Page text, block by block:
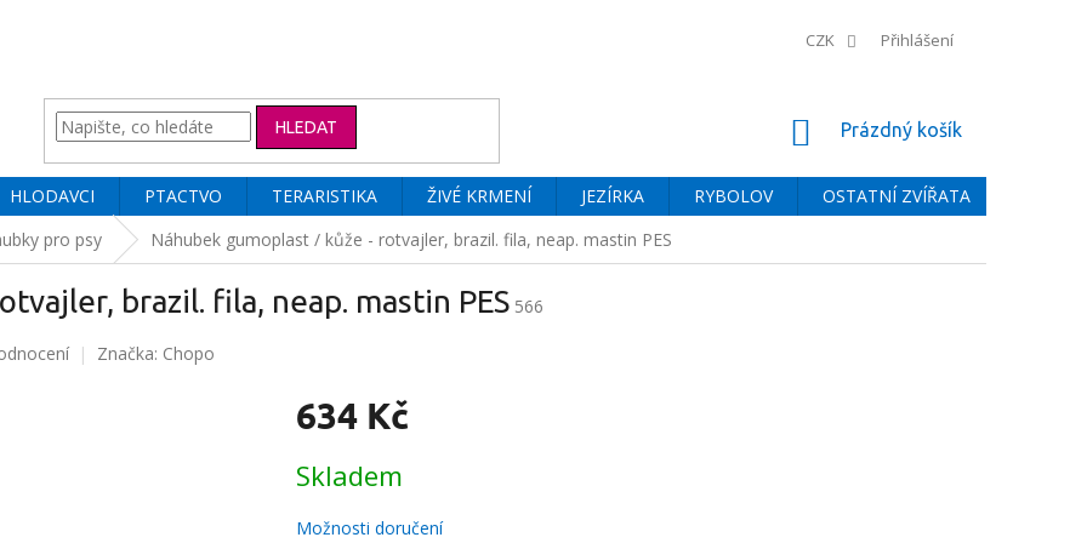
CZK Přihlášení
HLEDAT
NÁKUPNÍ
Prázdný košík
HLODAVCI PTACTVO TERARISTIKA ŽIVÉ KRMENÍ JEZÍRKA RYBOLOV OSTATNÍ ZVÍŘATA
pro psy Náhubek gumoplast / kůže - rotvajler, brazil. fila, neap. mastin PES
brazil. fila, neap. mastin PES 566
Značka: Chopo
634 Kč
cena:
Skladem
Možnosti doručení